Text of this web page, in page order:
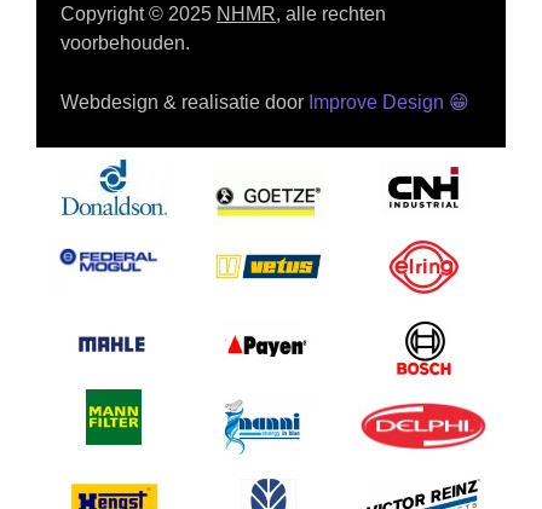
Copyright © 2025 NHMR, alle rechten
voorbehouden.
Webdesign & realisatie door Improve Design 😁